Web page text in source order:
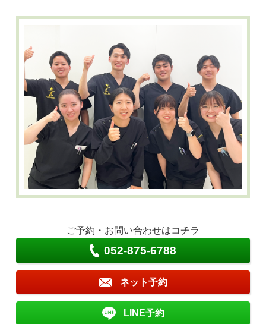
ご予約・お問い合わせはコチラ
052-875-6788
ネット予約
LINE予約